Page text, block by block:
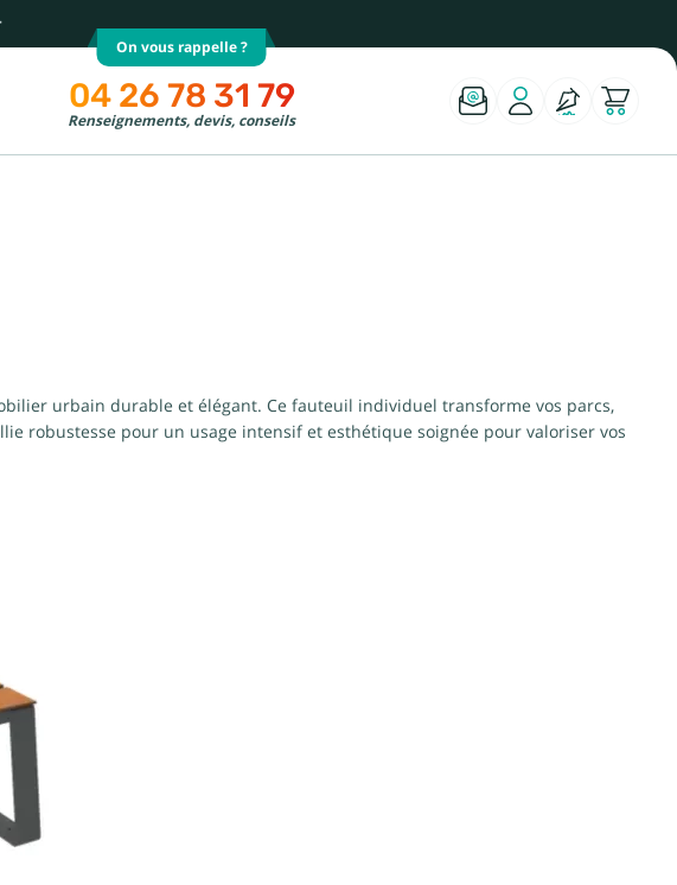
On vous rappelle ?
04 26 78 31 79
Renseignements, devis, conseils
urbain durable et élégant. Ce fauteuil individuel transforme vos parcs,
robustesse pour un usage intensif et esthétique soignée pour valoriser vos